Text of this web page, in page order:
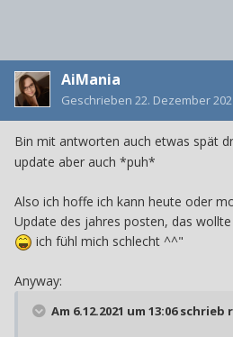
AiMania
Geschrieben 22. Dezember
Bin mit antworten auch etwas spät
update aber auch *puh*
Also ich hoffe ich kann heute oder
Update des jahres posten, das
ich fühl mich schlecht ^^"
Anyway:
Am 6.12.2021 um 13:06 schrieb